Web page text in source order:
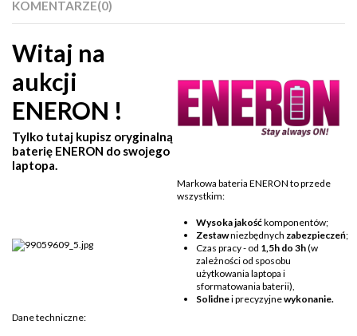
KOMENTARZE(0)
Witaj na
aukcji
ENERON !
Tylko tutaj kupisz oryginalną
baterię ENERON do swojego
laptopa.
Markowa bateria ENERON to przede
wszystkim:
Wysoka jakośćkomponentów;
Zestawniezbędnych zabezpieczeń;
Czas pracy - od 1,5h do 3h(w
zależności od sposobu
użytkowania laptopa i
sformatowania baterii),
Solidnei precyzyjnewykonanie.
Dane techniczne: